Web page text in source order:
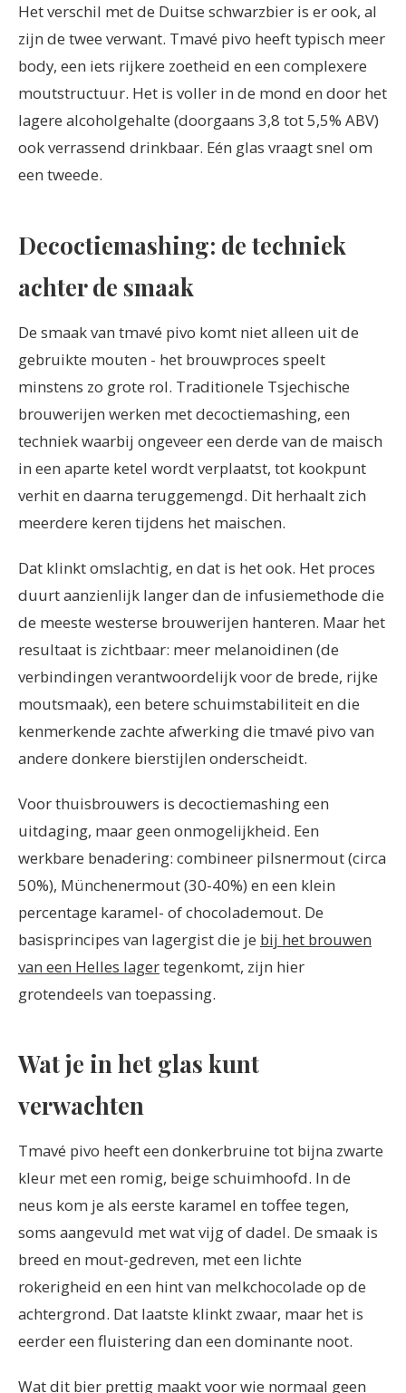
Het verschil met de Duitse schwarzbier is er ook, al
zijn de twee verwant. Tmavé pivo heeft typisch meer
body, een iets rijkere zoetheid en een complexere
moutstructuur. Het is voller in de mond en door het
lagere alcoholgehalte (doorgaans 3,8 tot 5,5% ABV)
ook verrassend drinkbaar. Eén glas vraagt snel om
een tweede.
Decoctiemashing: de techniek
achter de smaak
De smaak van tmavé pivo komt niet alleen uit de
gebruikte mouten - het brouwproces speelt
minstens zo grote rol. Traditionele Tsjechische
brouwerijen werken met decoctiemashing, een
techniek waarbij ongeveer een derde van de maisch
in een aparte ketel wordt verplaatst, tot kookpunt
verhit en daarna teruggemengd. Dit herhaalt zich
meerdere keren tijdens het maischen.
Dat klinkt omslachtig, en dat is het ook. Het proces
duurt aanzienlijk langer dan de infusiemethode die
de meeste westerse brouwerijen hanteren. Maar het
resultaat is zichtbaar: meer melanoidinen (de
verbindingen verantwoordelijk voor de brede, rijke
moutsmaak), een betere schuimstabiliteit en die
kenmerkende zachte afwerking die tmavé pivo van
andere donkere bierstijlen onderscheidt.
Voor thuisbrouwers is decoctiemashing een
uitdaging, maar geen onmogelijkheid. Een
werkbare benadering: combineer pilsnermout (circa
50%), Münchenermout (30-40%) en een klein
percentage karamel- of chocolademout. De
basisprincipes van lagergist die je bij het brouwen
van een Helles lagertegenkomt, zijn hier
grotendeels van toepassing.
Wat je in het glas kunt
verwachten
Tmavé pivo heeft een donkerbruine tot bijna zwarte
kleur met een romig, beige schuimhoofd. In de
neus kom je als eerste karamel en toffee tegen,
soms aangevuld met wat vijg of dadel. De smaak is
breed en mout-gedreven, met een lichte
rokerigheid en een hint van melkchocolade op de
achtergrond. Dat laatste klinkt zwaar, maar het is
eerder een fluistering dan een dominante noot.
Wat dit bier prettig maakt voor wie normaal geen